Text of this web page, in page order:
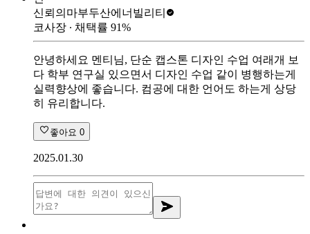
신뢰의마부두산에너빌리티
코사장 ∙ 채택률 91%
안녕하세요 멘티님, 단순 캡스톤 디자인 수업 여래개 보
다 학부 연구실 있으면서 디자인 수업 같이 병행하는게
실력향상에 좋습니다. 컴공에 대한 언어도 하는게 상당
히 유리합니다.
좋아요 0
2025.01.30